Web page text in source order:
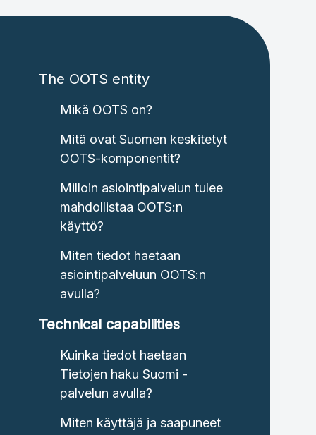
The OOTS entity
Mikä OOTS on?
Mitä ovat Suomen keskitetyt
OOTS-komponentit?
Milloin asiointipalvelun tulee
mahdollistaa OOTS:n
käyttö?
Miten tiedot haetaan
asiointipalveluun OOTS:n
avulla?
Technical capabilities
Kuinka tiedot haetaan
Tietojen haku Suomi -
palvelun avulla?
Miten käyttäjä ja saapuneet